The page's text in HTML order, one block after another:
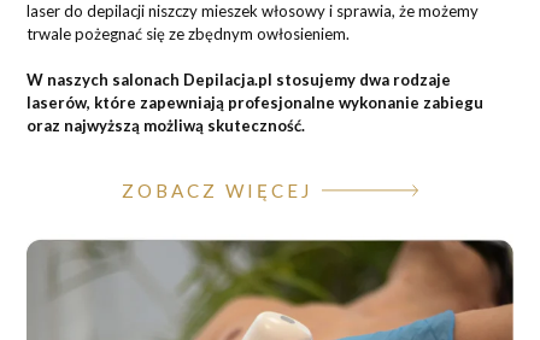
laser do depilacji niszczy mieszek włosowy i sprawia, że możemy
trwale pożegnać się ze zbędnym owłosieniem.
W naszych salonach Depilacja.pl stosujemy dwa rodzaje
laserów, które zapewniają profesjonalne wykonanie zabiegu
oraz najwyższą możliwą skuteczność.
ZOBACZ WIĘCEJ